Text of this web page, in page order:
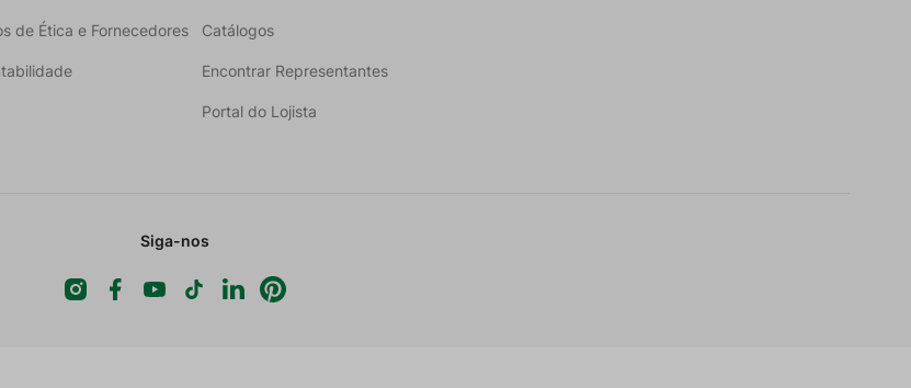
de Ética e Fornecedores Catálogos
Encontrar Representantes
Portal do Lojista
Siga-nos